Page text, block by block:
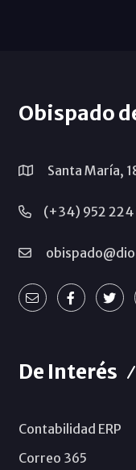
Obispado
Santa María,
(+34) 952 224
De Interés
Contabilidad ERP
Correo 365